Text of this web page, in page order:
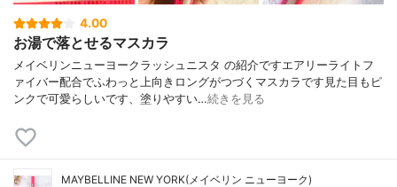
4.00
お湯で落とせるマスカラ
メイベリンニューヨークラッシュニスタ の紹介ですエアリーライトフ
ァイバー配合でふわっと上向きロングがつづくマスカラです見た目もピ
ンクで可愛らしいです、塗りやすい…続きを見る
MAYBELLINE NEW YORK(メイベリン ニューヨーク)